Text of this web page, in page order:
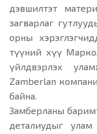
дэвшилтэт
загварлаг
орны
түүний хүү
үйлдвэрлэх
Zamberlan
байна.
Замберланы
деталиудыг